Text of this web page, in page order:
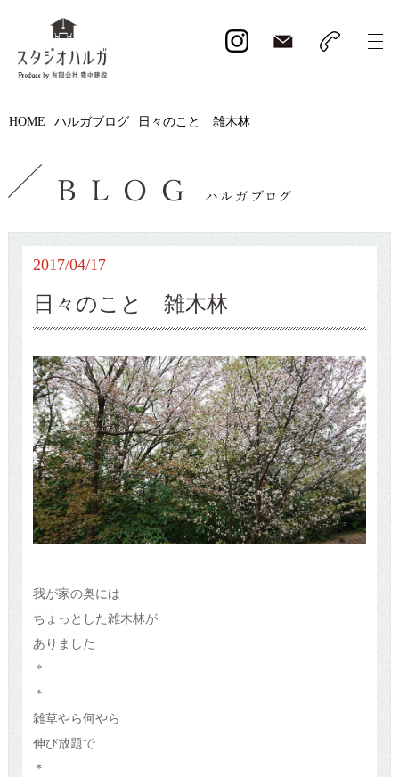
HOME ハルガブログ 日々のこと 雑木林
2017/04/17
日々のこと 雑木林
我が家の奥には
ちょっとした雑木林が
ありました
＊
＊
雑草やら何やら
伸び放題で
＊